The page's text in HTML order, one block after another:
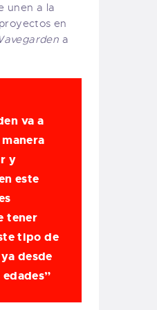
unen a la
en
a
va a
y
este
tener
tipo de
desde